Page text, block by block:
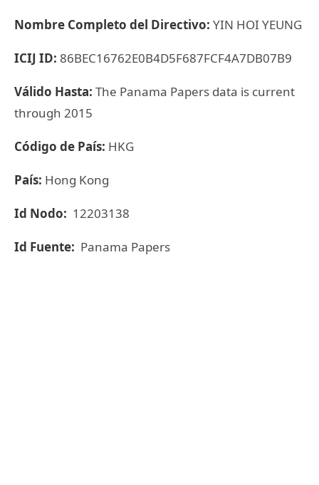
Nombre Completo del Directivo: YIN HOI YEUNG
ICIJ ID: 86BEC16762E0B4D5F687FCF4A7DB07B9
Válido Hasta: The Panama Papers data is current
through 2015
Código de País: HKG
País: Hong Kong
Id Nodo: 12203138
Id Fuente: Panama Papers